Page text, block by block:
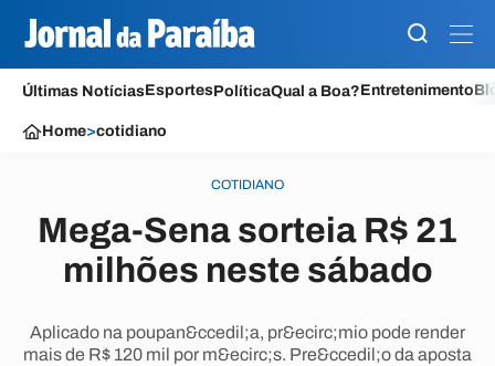
Últimas NotíciasEsportesPolíticaQual a Boa?Entretenimento
Home>cotidiano
COTIDIANO
Mega-Sena sorteia R$ 21
milhões neste sábado
Aplicado na poupan&ccedil;a, pr&ecirc;mio pode render
mais de R$ 120 mil por m&ecirc;s. Pre&ccedil;o da aposta